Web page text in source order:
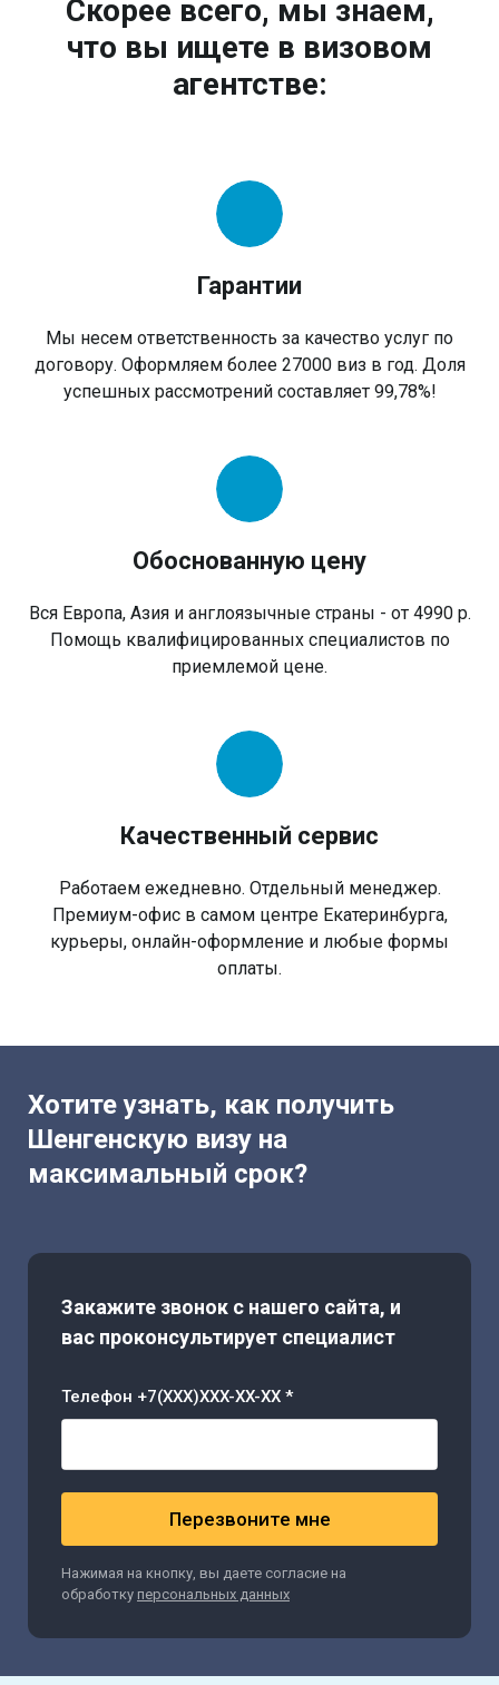
Скорее всего, мы знаем,
что вы ищете в визовом
агентстве:
Гарантии
Мы несем ответственность за качество услуг по
договору. Оформляем более 27000 виз в год. Доля
успешных рассмотрений составляет 99,78%!
Обоснованную цену
Вся Европа, Азия и англоязычные страны - от 4990 р.
Помощь квалифицированных специалистов по
приемлемой цене.
Качественный сервис
Работаем ежедневно. Отдельный менеджер.
Премиум-офис в самом центре Екатеринбурга,
курьеры, онлайн-оформление и любые формы
оплаты.
Хотите узнать, как получить
Шенгенскую визу на
максимальный срок?
Закажите звонок с нашего сайта, и
вас проконсультирует специалист
Телефон +7(XXX)XXX-XX-XX *
Перезвоните мне
Нажимая на кнопку, вы даете согласие на
обработку персональных данных